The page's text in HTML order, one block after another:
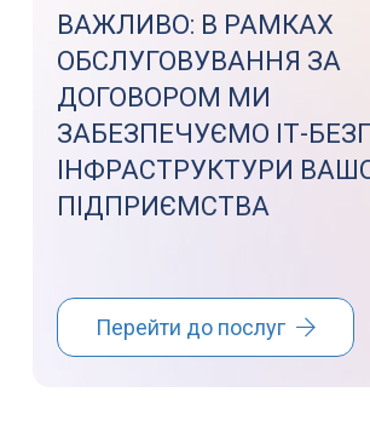
ВАЖЛИВО: В РАМКАХ
ОБСЛУГОВУВАННЯ ЗА
ДОГОВОРОМ МИ
ЗАБЕЗПЕЧУЄМО ІТ-
ІНФРАСТРУКТУРИ
ПІДПРИЄМСТВА
Перейти до послуг